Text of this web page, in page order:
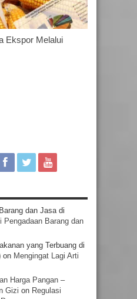
Ekspor Melalui
dan Jasa di
Pengadaan Barang dan
yang Terbuang di
on Mengingat Lagi Arti
Harga Pangan –
Gizi on Regulasi